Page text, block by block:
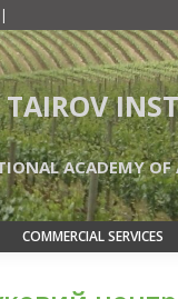
|
ACADEMY OF
COMMERCIAL SERVICES